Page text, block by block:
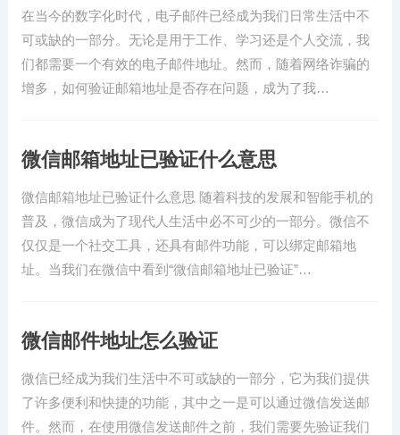
在当今的数字化时代，电子邮件已经成为我们日常生活中不
可或缺的一部分。无论是用于工作、学习还是个人交流，我
们都需要一个有效的电子邮件地址。然而，随着网络诈骗的
增多，如何验证邮箱地址是否存在问题，成为了我…
微信邮箱地址已验证什么意思
微信邮箱地址已验证什么意思 随着科技的发展和智能手机的
普及，微信成为了现代人生活中必不可少的一部分。微信不
仅仅是一个社交工具，还具有邮件功能，可以绑定邮箱地
址。当我们在微信中看到“微信邮箱地址已验证”…
微信邮件地址怎么验证
微信已经成为我们生活中不可或缺的一部分，它为我们提供
了许多便利和快捷的功能，其中之一是可以通过微信发送邮
件。然而，在使用微信发送邮件之前，我们需要先验证我们